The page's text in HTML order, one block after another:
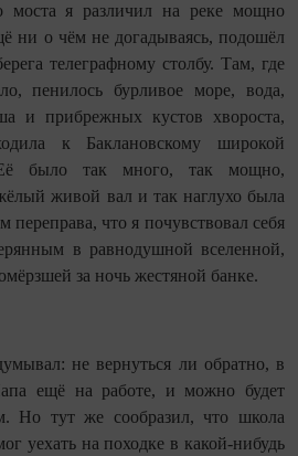
моста я различил на реке мощно
ни о чём не догадываясь, подошёл
телеграфному столбу. Там, где
пенилось бурливое море, вода,
и прибрежных кустов хвороста,
к Баклановскому широкой
Её было так много, так мощно,
живой вал и так наглухо была
что я почувствовал себя
в равнодушной вселенной,
за ночь жестяной банке.
не вернуться ли обратно, в
ещё на работе, и можно будет
Но тут же сообразил, что школа
уехать на походке в какой‑нибудь